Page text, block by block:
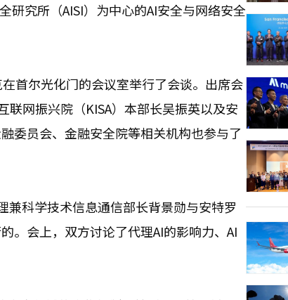
研究所（AISI）为中心的AI安全与网络安全
首尔光化门的会议室举行了会谈。出席会
网振兴院（KISA）本部长吴振英以及安
委员会、金融安全院等相关机构也参与了
科学技术信息通信部长背景勋与安特罗
。会上，双方讨论了代理AI的影响力、AI